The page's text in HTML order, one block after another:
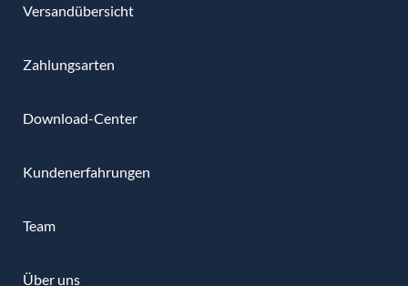
Versandübersicht
Zahlungsarten
Download-Center
Kundenerfahrungen
Team
Über uns